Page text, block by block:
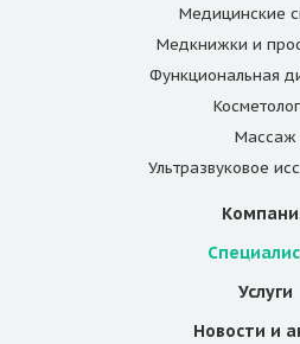
Медицинские
Медкнижки и
Функциональная
Массаж
Ультразвуковое
Услуги
Новости и